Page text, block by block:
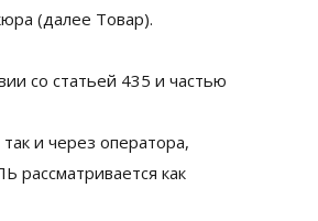
(далее Товар).
со статьей 435 и частью
и через оператора,
рассматривается как